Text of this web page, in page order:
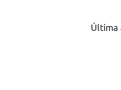
Última